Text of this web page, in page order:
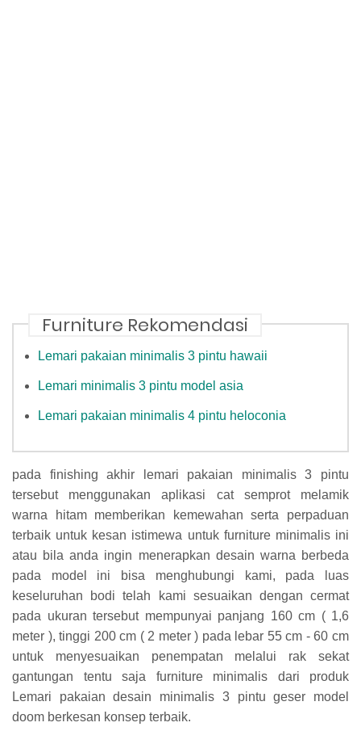
Furniture Rekomendasi
Lemari pakaian minimalis 3 pintu hawaii
Lemari minimalis 3 pintu model asia
Lemari pakaian minimalis 4 pintu heloconia
pada finishing akhir lemari pakaian minimalis 3 pintu
tersebut menggunakan aplikasi cat semprot melamik
warna hitam memberikan kemewahan serta perpaduan
terbaik untuk kesan istimewa untuk furniture minimalis ini
atau bila anda ingin menerapkan desain warna berbeda
pada model ini bisa menghubungi kami, pada luas
keseluruhan bodi telah kami sesuaikan dengan cermat
pada ukuran tersebut mempunyai panjang 160 cm ( 1,6
meter ), tinggi 200 cm ( 2 meter ) pada lebar 55 cm - 60 cm
untuk menyesuaikan penempatan melalui rak sekat
gantungan tentu saja furniture minimalis dari produk
Lemari pakaian desain minimalis 3 pintu geser model
doom berkesan konsep terbaik.